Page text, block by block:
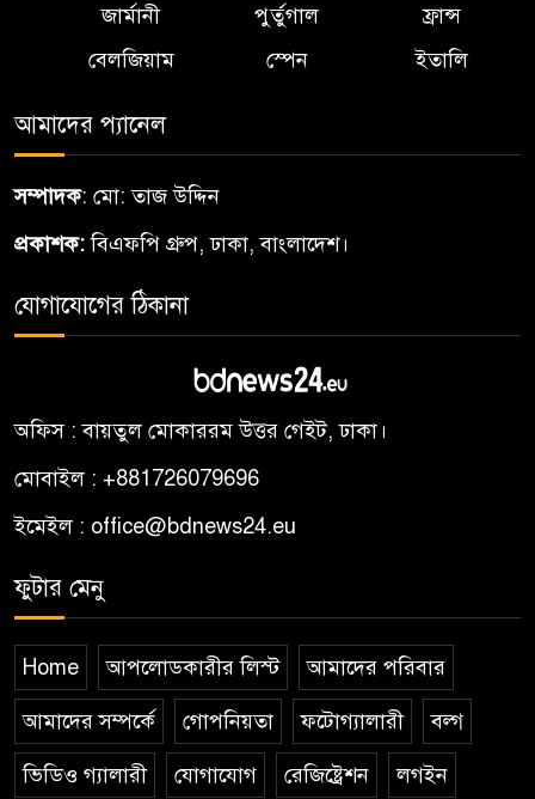
জার্মানী
পুর্তুগাল
ফ্রান্স
বেলজিয়াম
স্পেন ইতালি
আমাদের প্যানেল
সম্পাদক: মো: তাজ উদ্দিন
প্রকাশক:বিএফপি গ্রুপ, ঢাকা, বাংলাদেশ।
যোগাযোগের ঠিকানা
অফিস : বায়তুল মোকাররম উত্তর গেইট, ঢাকা।
মোবাইল : +881726079696
ইমেইল : office@bdnews24.eu
ফুটার মেনু
Home আপলোডকারীর লিস্ট আমাদের পরিবার
আমাদের সম্পর্কে গোপনিয়তা ফটোগ্যালারী বল্গ
ভিডিও গ্যালারী যোগাযোগ রেজিষ্ট্রেশন লগইন